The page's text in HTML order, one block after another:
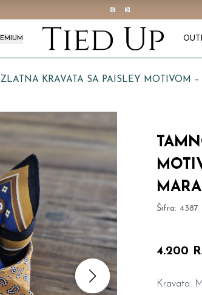
KRAVATA SA PAISLEY MOTIVOM
Šifra: 4387
4.200
Kravata: